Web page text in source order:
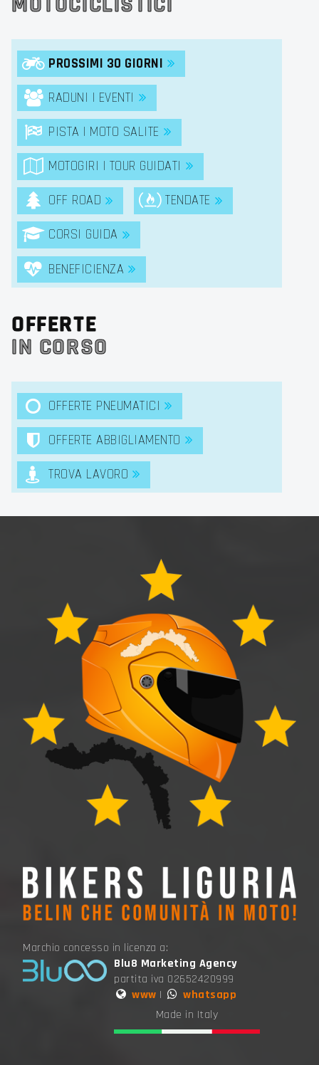
PROSSIMI 30 GIORNI
RADUNI | EVENTI
PISTA | MOTO SALITE
MOTOGIRI | TOUR GUIDATI
OFF ROAD TENDATE
CORSI GUIDA
BENEFICIENZA
OFFERTE
IN CORSO
OFFERTE PNEUMATICI
OFFERTE ABBIGLIAMENTO
TROVA LAVORO
Marchio concesso in licenza a:
Blu8 Marketing Agency
partita iva 02652420999
www |
whatsapp
Made in Italy